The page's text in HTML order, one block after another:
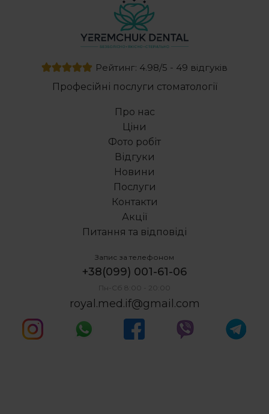
Резекція верхівки кореня зуба
Базальна імплантація зубів ціна
Скільки коштує встановити брекети
Прайс стоматологія
Комплексне лікування відкритого прикусу
Одномоментна імплантація зубів
Ціна на нейлонові зубні протези
Видалення зуба під наркозом
Рейтинг: 4.98/5 - 49 відгуків
Професійні послуги стоматології
Про нас
Ціни
Фото робіт
Відгуки
Новини
Послуги
Контакти
Акції
Питання та відповіді
Запис за телефоном
+38(099) 001-61-06
Пн-Сб 8:00 - 20:00
royal.med.if@gmail.com